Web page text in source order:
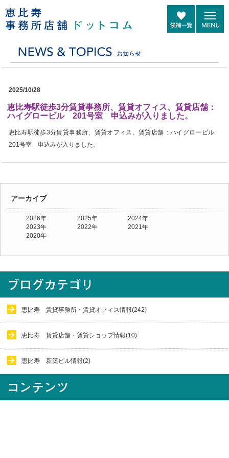
2025/10/28
恵比寿駅徒歩3分賃貸事務所、賃貸オフィス、賃貸店舗：
ハイグロービル 201号室 申込みが入りました。
恵比寿駅徒歩3分賃貸事務所、賃貸オフィス、賃貸店舗：ハイグロービル
201号室 申込みが入りました。
アーカイブ
2026年 2025年
2024年
2023年
2022年
2021年
2020年
恵比寿 賃貸事務所・賃貸オフィス情報(242)
恵比寿 賃貸店舗・賃貸ショップ情報(10)
恵比寿 新築ビル情報(2)